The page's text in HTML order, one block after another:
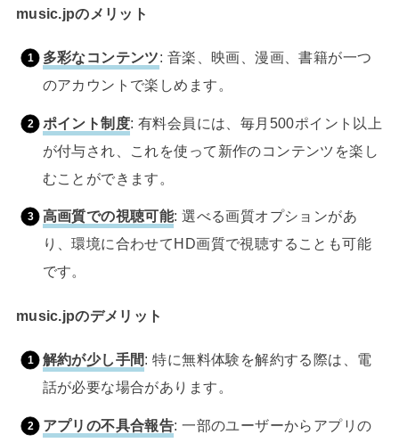
music.jpのメリット
多彩なコンテンツ: 音楽、映画、漫画、書籍が一つ
のアカウントで楽しめます。
ポイント制度: 有料会員には、毎月500ポイント以上
が付与され、これを使って新作のコンテンツを楽し
むことができます。
高画質での視聴可能: 選べる画質オプションがあ
り、環境に合わせてHD画質で視聴することも可能
です。
music.jpのデメリット
解約が少し手間: 特に無料体験を解約する際は、電
話が必要な場合があります。
アプリの不具合報告: 一部のユーザーからアプリの